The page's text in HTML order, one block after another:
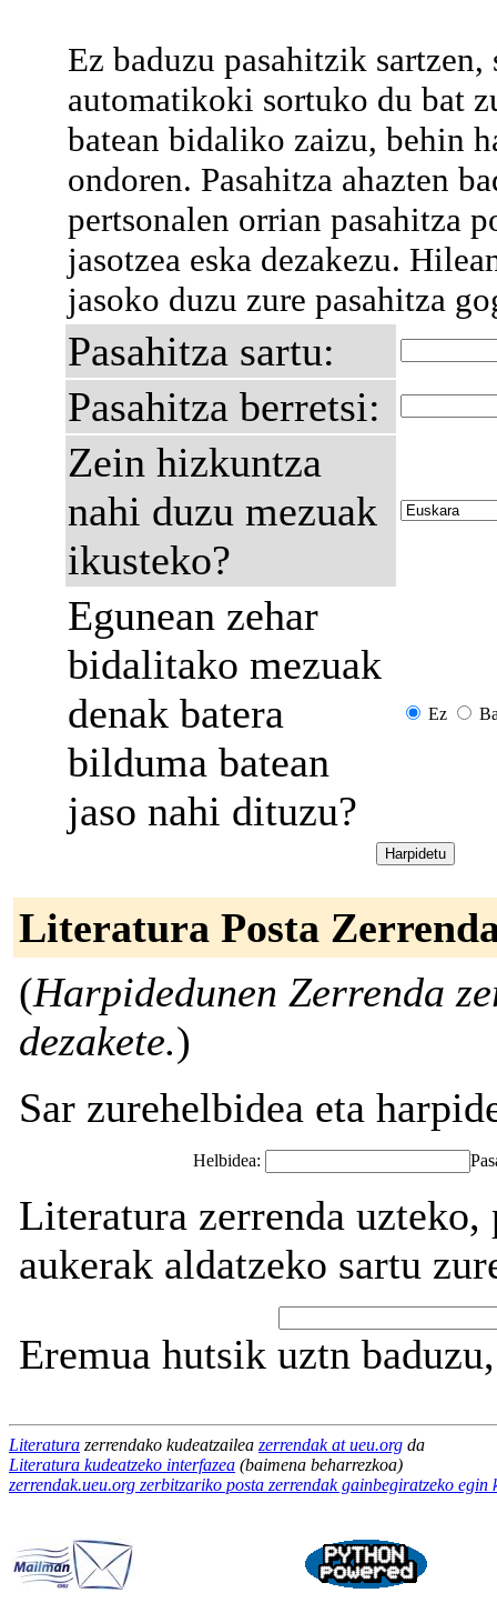
Ez baduzu pasahitzik sartzen,
automatikoki sortuko du bat
batean bidaliko zaizu, behin
ondoren. Pasahitza ahazten
pertsonalen orrian pasahitza
jasotzea eska dezakezu.
jasoko duzu zure pasahitza
Pasahitza sartu:
Pasahitza berretsi:
Zein hizkuntza
nahi duzu mezuak
ikusteko?
Egunean zehar
bidalitako mezuak
denak batera
bilduma batean
jaso nahi dituzu?
Ez
Literatura Posta
(Harpidedunen Zerrenda
dezakete.)
Sar zurehelbidea eta
Helbidea:
Literatura zerrenda uzteko,
aukerak aldatzeko sartu
Eremua hutsik uztn
Literatura zerrendako kudeatzailea zerrendak at ueu.org da
Literatura kudeatzeko interfazea (baimena beharrezkoa)
zerrendak.ueu.org zerbitzariko posta zerrendak gainbegiratzeko egin